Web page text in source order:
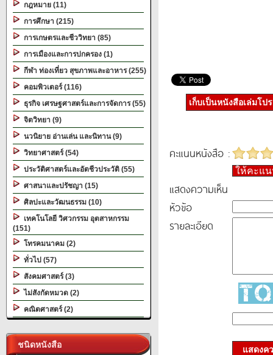
กฎหมาย (11)
การศึกษา (215)
การเกษตรและชีววิทยา (85)
การเมืองและการปกครอง (1)
กีฬา ท่องเที่ยว สุขภาพและอาหาร (255)
คอมพิวเตอร์ (116)
ธุรกิจ เศรษฐศาสตร์และการจัดการ (55)
จิตวิทยา (9)
นวนิยาย อ่านเล่น และนิทาน (9)
วิทยาศาสตร์ (54)
ประวัติศาสตร์และอัตชีวประวัติ (55)
ศาสนาและปรัชญา (15)
ศิลปะและวัฒนธรรม (10)
เทคโนโลยี วิศวกรรม อุตสาหกรรม
(151)
โทรคมนาคม (2)
ทั่วไป (57)
สังคมศาสตร์ (3)
ไม่สังกัดหมวด (2)
คณิตศาสตร์ (2)
ชนิดหนังสือ
เก็บเป็นหนังสือเล่มโป
คะแนนหนังสือ :
ให้คะแ
แสดงความเห็น
หัวข้อ
รายละเอียด
แสดงค